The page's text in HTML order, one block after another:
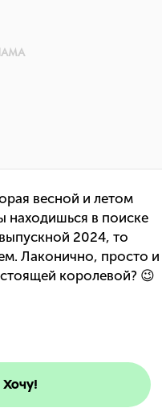
весной и летом
находишься в поиске
2024, то
Лаконично, просто и
королевой? 😉
Хочу!